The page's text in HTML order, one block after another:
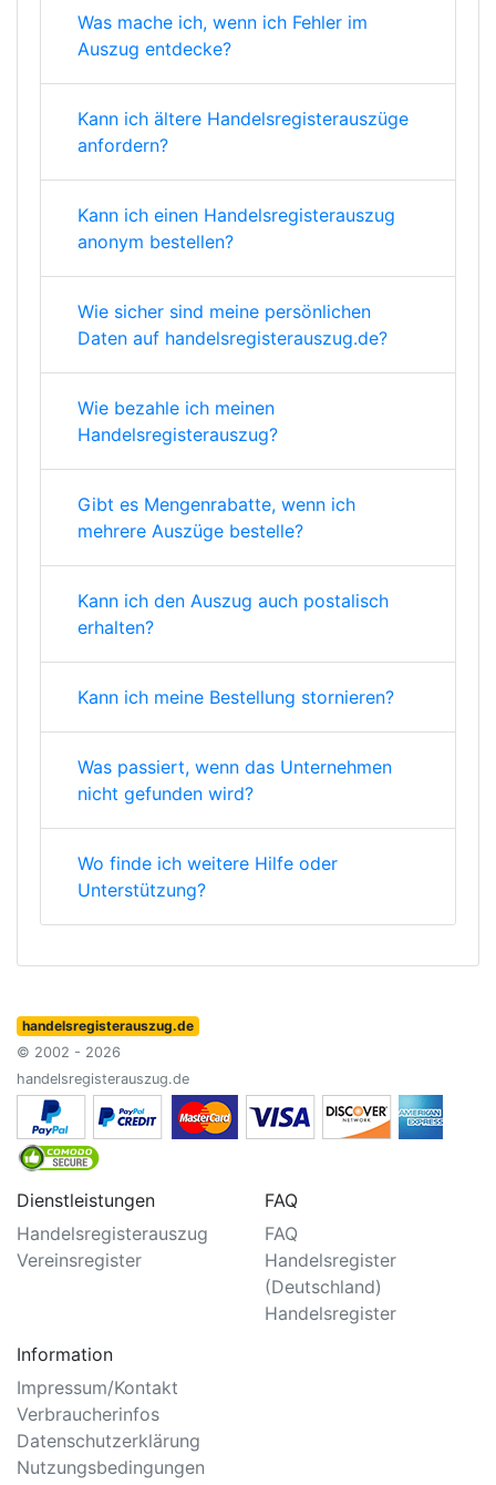
Was mache ich, wenn ich Fehler im
Auszug entdecke?
Kann ich ältere Handelsregisterauszüge
anfordern?
Kann ich einen Handelsregisterauszug
anonym bestellen?
Wie sicher sind meine persönlichen
Daten auf handelsregisterauszug.de?
Wie bezahle ich meinen
Handelsregisterauszug?
Gibt es Mengenrabatte, wenn ich
mehrere Auszüge bestelle?
Kann ich den Auszug auch postalisch
erhalten?
Kann ich meine Bestellung stornieren?
Was passiert, wenn das Unternehmen
nicht gefunden wird?
Wo finde ich weitere Hilfe oder
Unterstützung?
handelsregisterauszug.de
© 2002 - 2026
handelsregisterauszug.de
Dienstleistungen
Handelsregisterauszug
Vereinsregister
FAQ
FAQ
Handelsregister
(Deutschland)
Handelsregister
Information
Impressum/Kontakt
Verbraucherinfos
Datenschutzerklärung
Nutzungsbedingungen